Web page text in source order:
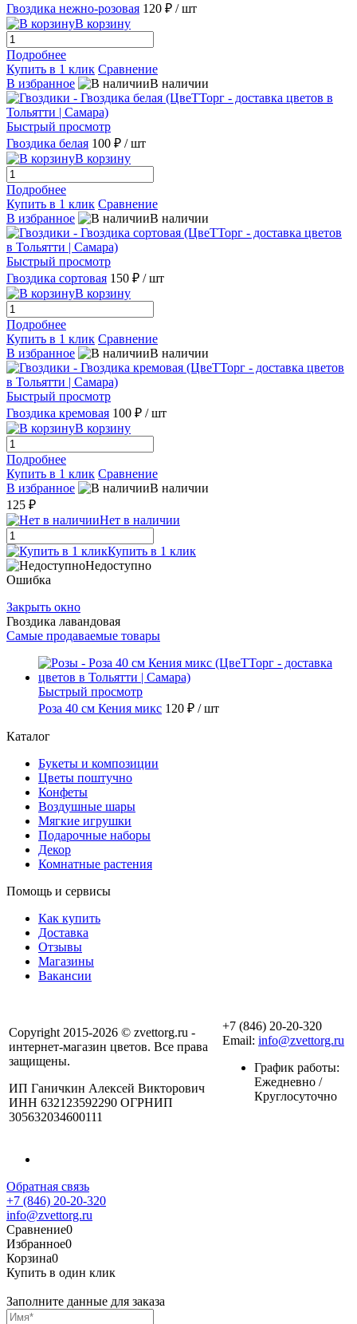
Гвоздика нежно-розовая 120 ₽ / шт
В корзину
Подробнее
Купить в 1 клик Сравнение
В избранное
В наличии
Быстрый просмотр
Гвоздика белая 100 ₽ / шт
В корзину
Подробнее
Купить в 1 клик Сравнение
В избранное
В наличии
Быстрый просмотр
Гвоздика сортовая 150 ₽ / шт
В корзину
Подробнее
Купить в 1 клик Сравнение
В избранное
В наличии
Быстрый просмотр
Гвоздика кремовая 100 ₽ / шт
В корзину
Подробнее
Купить в 1 клик Сравнение
В избранное
В наличии
125 ₽
Нет в наличии
Купить в 1 клик
Недоступно
Ошибка
Закрыть окно
Гвоздика лавандовая
Самые продаваемые товары
Быстрый просмотр
Роза 40 см Кения микс 120 ₽ / шт
Каталог
Букеты и композиции
Цветы поштучно
Конфеты
Воздушные шары
Мягкие игрушки
Подарочные наборы
Декор
Комнатные растения
Помощь и сервисы
Как купить
Доставка
Отзывы
Магазины
Вакансии
Copyright 2015-2026 © zvettorg.ru -
интернет-магазин цветов. Все права
защищены.
ИП Ганичкин Алексей Викторович
ИНН 632123592290 ОГРНИП
305632034600111
+7 (846) 20-20-320
Email: info@zvettorg.ru
График работы:
Ежедневно /
Круглосуточно
Обратная связь
+7 (846) 20-20-320
info@zvettorg.ru
Сравнение0
Избранное0
Корзина0
Купить в один клик
Заполните данные для заказа